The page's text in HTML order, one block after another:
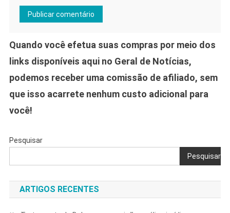
Quando você efetua suas compras por meio dos
links disponíveis aqui no Geral de Notícias,
podemos receber uma comissão de afiliado, sem
que isso acarrete nenhum custo adicional para
você!
Pesquisar
Pesquisar
ARTIGOS RECENTES